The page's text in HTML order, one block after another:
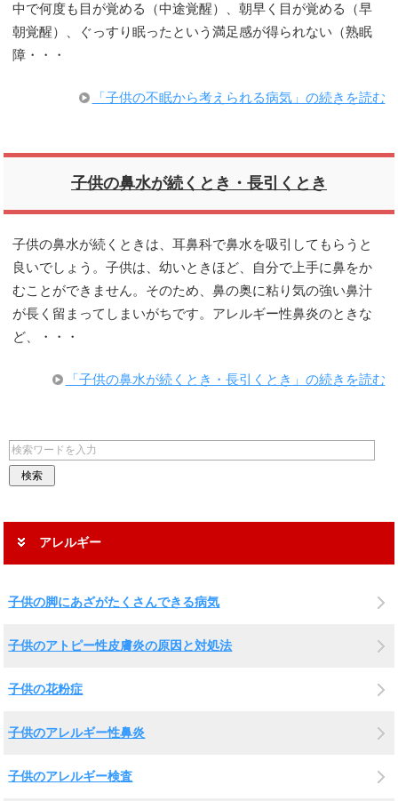
中で何度も目が覚める（中途覚醒）、朝早く目が覚める（早
朝覚醒）、ぐっすり眠ったという満足感が得られない（熟眠
障・・・
「子供の不眠から考えられる病気」の続きを読む
子供の鼻水が続くとき・長引くとき
子供の鼻水が続くときは、耳鼻科で鼻水を吸引してもらうと
良いでしょう。子供は、幼いときほど、自分で上手に鼻をか
むことができません。そのため、鼻の奥に粘り気の強い鼻汁
が長く留まってしまいがちです。アレルギー性鼻炎のときな
ど、・・・
「子供の鼻水が続くとき・長引くとき」の続きを読む
アレルギー
子供の脚にあざがたくさんできる病気
子供のアトピー性皮膚炎の原因と対処法
子供の花粉症
子供のアレルギー性鼻炎
子供のアレルギー検査